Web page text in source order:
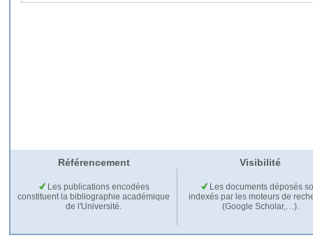
Référencement Visibilité
Les publications encodées
constituent la bibliographie académique
de l'Université.
Les documents déposés
indexés par les moteurs de
(Google Scholar,…).